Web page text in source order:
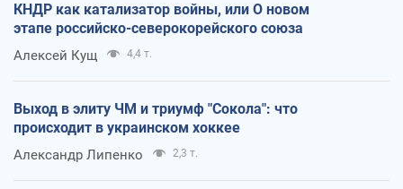
КНДР как катализатор войны, или О новом
этапе российско-северокорейского союза
Алексей Кущ 4,4 т.
Выход в элиту ЧМ и триумф "Сокола": что
происходит в украинском хоккее
Александр Липенко 2,3 т.